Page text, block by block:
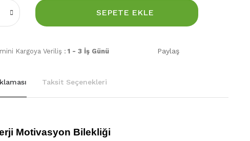
SEPETE EKLE
Kargoya Veriliş : 1 - 3 İş Günü Paylaş
Taksit Seçenekleri
Motivasyon Bilekliği